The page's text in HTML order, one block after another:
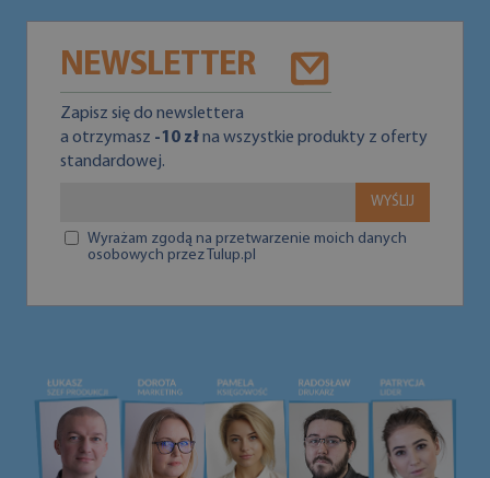
NEWSLETTER
Zapisz się do newslettera
a otrzymasz -10 złna wszystkie produkty z oferty
standardowej.
WYŚLIJ
Wyrażam zgodą na przetwarzenie moich danych
osobowych przez Tulup.pl